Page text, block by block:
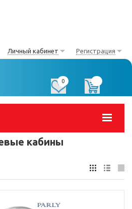
Личный кабинет Регистрация
0
кабины